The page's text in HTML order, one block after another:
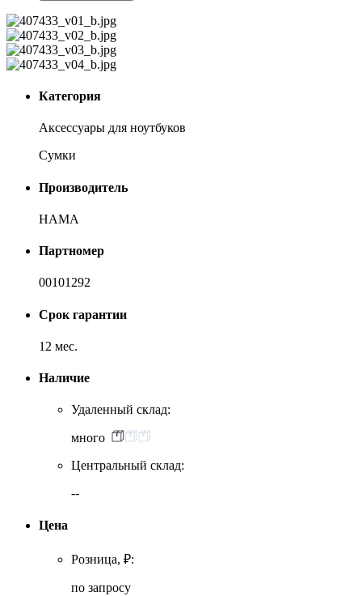
Категория
Аксессуары для ноутбуков
Сумки
Производитель
HAMA
Партномер
00101292
Срок гарантии
12 мес.
Наличие
Удаленный склад:
много
Центральный склад:
--
Цена
Розница, ₽:
по запросу